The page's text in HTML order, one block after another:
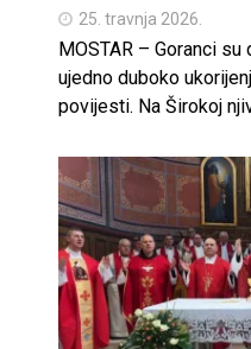
25. travnja 2026.
MOSTAR – Goranci
ujedno duboko
povijesti. Na Širokoj